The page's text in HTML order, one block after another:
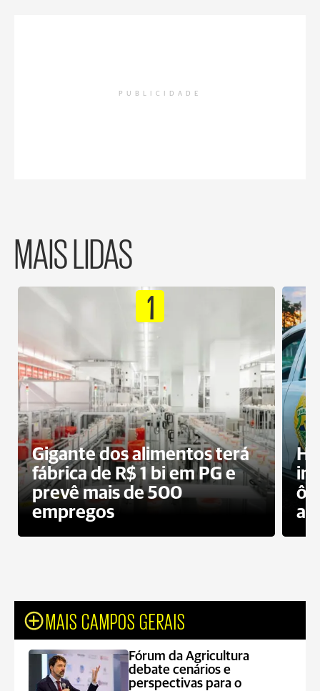
PUBLICIDADE
MAIS LIDAS
1
Gigante dos alimentos terá
fábrica de R$ 1 bi em PG e
prevê mais de 500
empregos
MAIS CAMPOS GERAIS
Fórum da Agricultura
debate cenários e
perspectivas para o